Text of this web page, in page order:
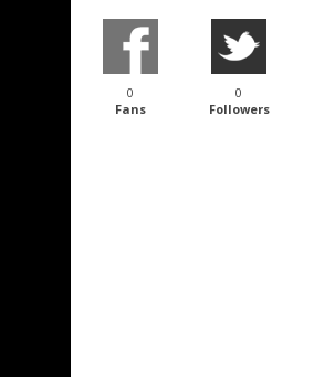
0
Fans
0
Followers